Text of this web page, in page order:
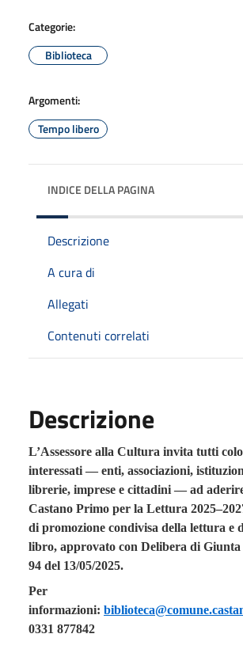
Categorie:
Biblioteca
Argomenti:
Tempo libero
INDICE DELLA PAGINA
Descrizione
A cura di
Allegati
Contenuti correlati
Descrizione
L’Assessore alla Cultura invita tutti
interessati — enti, associazioni,
librerie, imprese e cittadini — ad
Castano Primo per la Lettura
di promozione condivisa della lettura e
libro, approvato con Delibera di Giunta
94 del 13/05/2025.
Per
informazioni:
0331 877842